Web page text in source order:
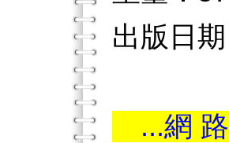
出版日
...網